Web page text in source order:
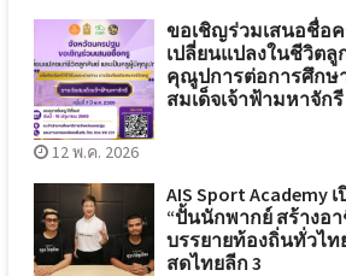
ขอเชิญร่วมเสนอชื่อ
เปลี่ยนแปลงในชีวิต
คุณูปการต่อการศึกษ
สมเด็จเจ้าฟ้ามหาจักรี
12 พ.ค. 2026
AIS Sport Academy
“ปั้นนักพากย์ สร้างอ
บรรยายท้องถิ่นทั่วไ
สดไทยลีก 3